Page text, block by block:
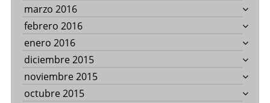
marzo 2016
febrero 2016
enero 2016
diciembre 2015
noviembre 2015
octubre 2015